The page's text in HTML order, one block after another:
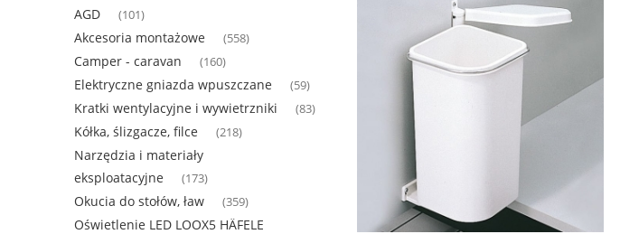
AGD (101)
Akcesoria montażowe (558)
Camper - caravan (160)
Elektryczne gniazda wpuszczane (59)
Kratki wentylacyjne i wywietrzniki (83)
Kółka, ślizgacze, filce (218)
Narzędzia i materiały
eksploatacyjne
(173)
Okucia do stołów, ław (359)
Oświetlenie LED LOOX5 HÄFELE